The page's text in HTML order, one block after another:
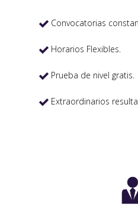
 Convocatorias
 Horarios Flexibles.
 Prueba de nivel gratis.
 Extraordinarios